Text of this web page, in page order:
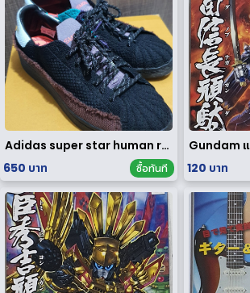
Adidas super star human race limited edition
650 บาท
ซื้อทันที
120 บาท